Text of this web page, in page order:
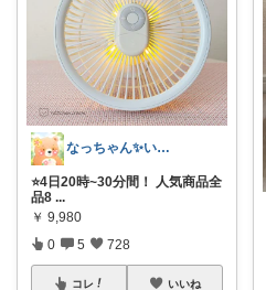
なっちゃん✨いつもありがとう😊✨
⭐️4日20時~30分間！ 人気商品全
品8 ...
￥ 9,980
0 5 728
コレ いいね